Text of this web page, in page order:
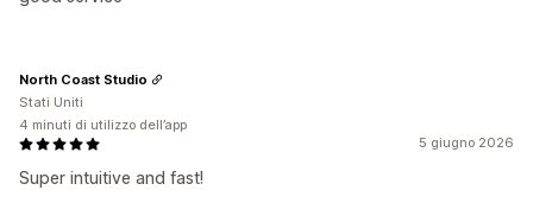
5 giugno 2026
Super intuitive and fast!
North Coast Studio
Stati Uniti
4 minuti di utilizzo dell’app